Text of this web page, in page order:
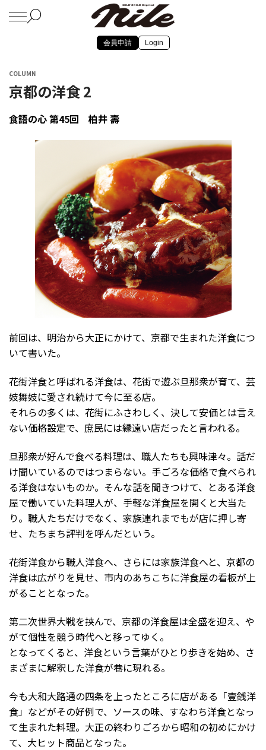
会員申請 Login
COLUMN
京都の洋食 2
食語の心 第45回 柏井 壽
前回は、明治から大正にかけて、京都で生まれた洋食につ
いて書いた。
花街洋食と呼ばれる洋食は、花街で遊ぶ旦那衆が育て、芸
妓舞妓に愛され続けて今に至る店。
それらの多くは、花街にふさわしく、決して安価とは言え
ない価格設定で、庶民には縁遠い店だったと言われる。
旦那衆が好んで食べる料理は、職人たちも興味津々。話だ
け聞いているのではつまらない。手ごろな価格で食べられ
る洋食はないものか。そんな話を聞きつけて、とある洋食
屋で働いていた料理人が、手軽な洋食屋を開くと大当た
り。職人たちだけでなく、家族連れまでもが店に押し寄
せ、たちまち評判を呼んだという。
花街洋食から職人洋食へ、さらには家族洋食へと、京都の
洋食は広がりを見せ、市内のあちこちに洋食屋の看板が上
がることとなった。
第二次世界大戦を挟んで、京都の洋食屋は全盛を迎え、や
がて個性を競う時代へと移ってゆく。
となってくると、洋食という言葉がひとり歩きを始め、さ
まざまに解釈した洋食が巷に現れる。
今も大和大路通の四条を上ったところに店がある「壹銭洋
食」などがその好例で、ソースの味、すなわち洋食となっ
て生まれた料理。大正の終わりごろから昭和の初めにかけ
て、大ヒット商品となった。